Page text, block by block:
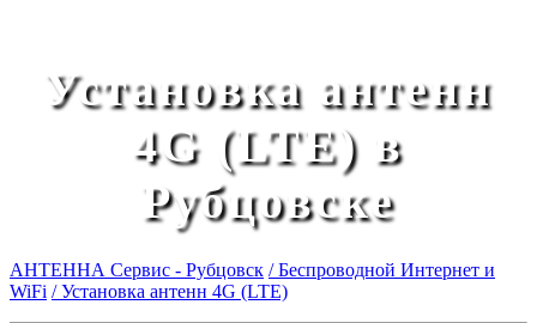
Установка антенн
4G (LTE) в
Рубцовске
АНТЕННА Сервис - Рубцовск / Беспроводной Интернет и
WiFi / Установка антенн 4G (LTE)